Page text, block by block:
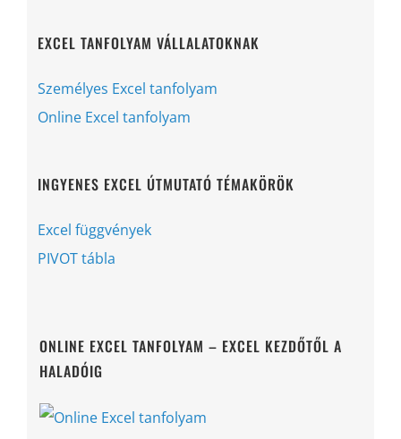
EXCEL TANFOLYAM VÁLLALATOKNAK
Személyes Excel tanfolyam
Online Excel tanfolyam
INGYENES EXCEL ÚTMUTATÓ TÉMAKÖRÖK
Excel függvények
PIVOT tábla
ONLINE EXCEL TANFOLYAM – EXCEL KEZDŐTŐL A
HALADÓIG